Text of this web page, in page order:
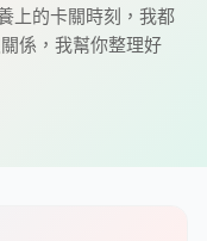
上的卡關時刻，我都
係，我幫你整理好